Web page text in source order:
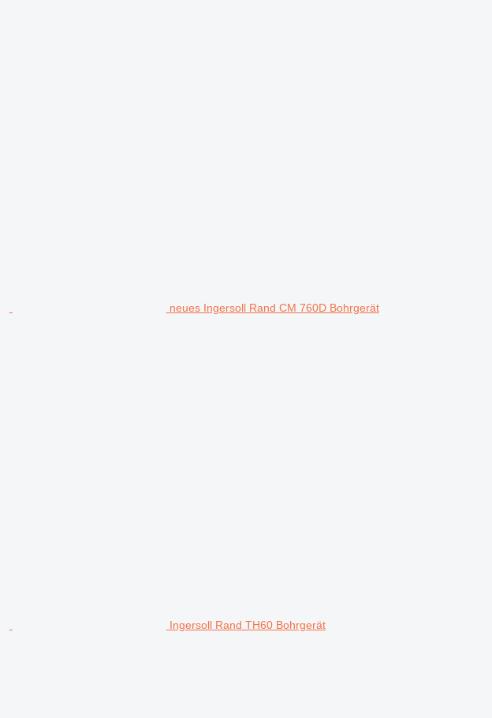
neues Ingersoll Rand CM 760D Bohrgerät
Ingersoll Rand TH60 Bohrgerät